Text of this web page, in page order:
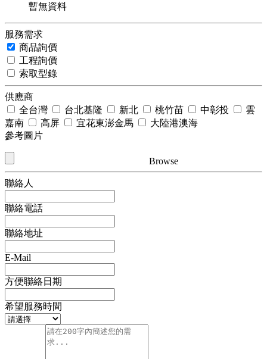
暫無資料
服務需求
商品詢價
工程詢價
索取型錄
供應商
全台灣
台北基隆 新北 桃竹苗 中彰投
雲
嘉南
高屏 宜花東澎金馬
大陸港澳海
參考圖片
Browse
聯絡人
聯絡電話
聯絡地址
E-Mail
方便聯絡日期
希望服務時間